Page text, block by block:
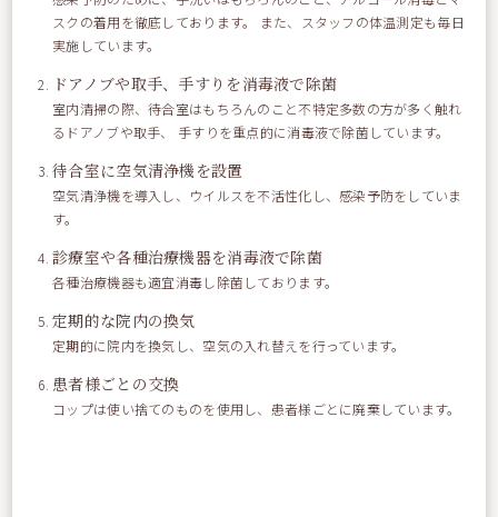
その途中に立ち寄ったスポットがココ。 『すみ
だ水族館』
入館すると、心地よいアロマの香り。 そして、その先
には…
スクの着用を徹底しております。 また、スタッフの体温測定も毎日
実施しています。
ドアノブや取手、手すりを消毒液で除菌
室内清掃の際、待合室はもちろんのこと不特定多数の方が多く触れ
るドアノブや取手、 手すりを重点的に消毒液で除菌しています。
待合室に空気清浄機を設置
空気清浄機を導入し、ウイルスを不活性化し、感染予防をしていま
す。
診療室や各種治療機器を消毒液で除菌
各種治療機器も適宜消毒し除菌しております。
定期的な院内の換気
定期的に院内を換気し、空気の入れ替えを行っています。
患者様ごとの交換
コップは使い捨てのものを使用し、患者様ごとに廃棄しています。